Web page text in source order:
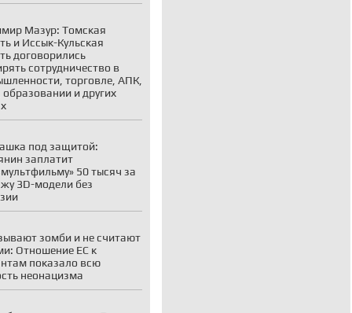
Мазур: Томская
и Иссык-Кульская
договорились
сотрудничество в
торговле, АПК,
образовании и других
под защитой:
заплатит
50 тысяч за
3D-модели без
зомби и не считают
Отношение ЕС к
показало всю
неонацизма